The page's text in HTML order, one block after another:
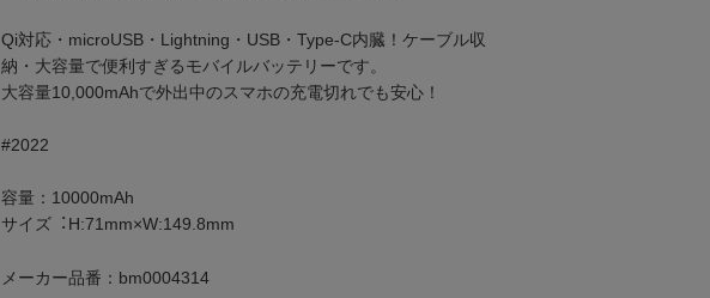
Qi対応・microUSB・Lightning・USB・Type-C内臓！ケーブル収
納・大容量で便利すぎるモバイルバッテリーです。
大容量10,000mAhで外出中のスマホの充電切れでも安心！
#2022
容量：10000mAh
サイズ︓H:71mm×W:149.8mm
メーカー品番：bm0004314